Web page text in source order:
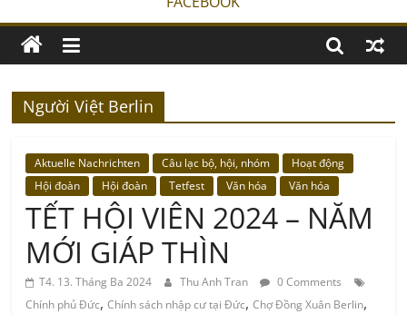
Người Việt Berlin
Aktuelle Nachrichten Câu lạc bộ, hội, nhóm
Hoạt động
Hội đoàn
Hội đoàn Tetfest Văn hóa Văn hóa
TẾT HỘI VIÊN 2024 – NĂM
MỚI GIÁP THÌN
T4. 13. Tháng Ba 2024 Thu Anh Tran
0 Comments
Chính phủ Đức,Chính sách nhập cư tại Đức,Chợ Đồng Xuân Berlin,